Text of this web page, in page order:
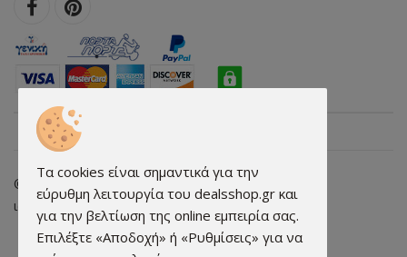
© 2026 dealsshop.gr All rights reserved. • Κατασκευή
ιστοσελίδων - qualityweb.gr
Τα cookies είναι σημαντικά για την
εύρυθμη λειτουργία του dealsshop.gr και
για την βελτίωση της online εμπειρία σας.
Επιλέξτε «Αποδοχή» ή «Ρυθμίσεις» για να